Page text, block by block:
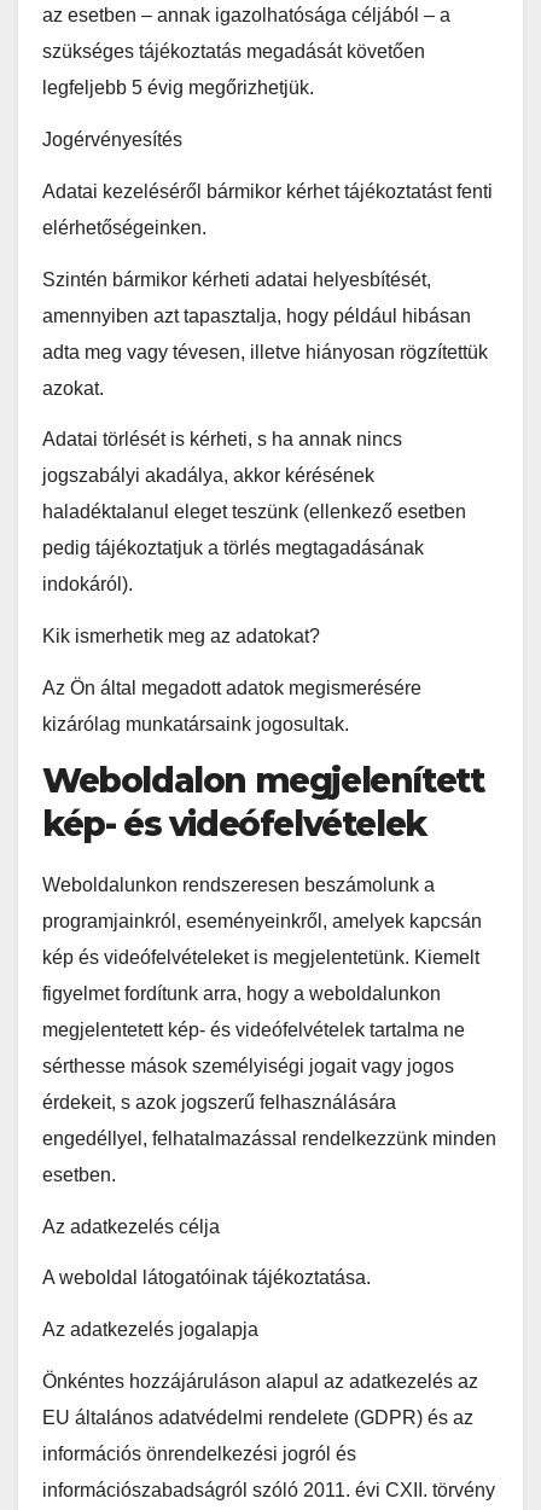
az esetben – annak igazolhatósága céljából – a
szükséges tájékoztatás megadását követően
legfeljebb 5 évig megőrizhetjük.
Jogérvényesítés
Adatai kezeléséről bármikor kérhet tájékoztatást fenti
elérhetőségeinken.
Szintén bármikor kérheti adatai helyesbítését,
amennyiben azt tapasztalja, hogy például hibásan
adta meg vagy tévesen, illetve hiányosan rögzítettük
azokat.
Adatai törlését is kérheti, s ha annak nincs
jogszabályi akadálya, akkor kérésének
haladéktalanul eleget teszünk (ellenkező esetben
pedig tájékoztatjuk a törlés megtagadásának
indokáról).
Kik ismerhetik meg az adatokat?
Az Ön által megadott adatok megismerésére
kizárólag munkatársaink jogosultak.
Weboldalon megjelenített
kép- és videófelvételek
Weboldalunkon rendszeresen beszámolunk a
programjainkról, eseményeinkről, amelyek kapcsán
kép és videófelvételeket is megjelentetünk. Kiemelt
figyelmet fordítunk arra, hogy a weboldalunkon
megjelentetett kép- és videófelvételek tartalma ne
sérthesse mások személyiségi jogait vagy jogos
érdekeit, s azok jogszerű felhasználására
engedéllyel, felhatalmazással rendelkezzünk minden
esetben.
Az adatkezelés célja
A weboldal látogatóinak tájékoztatása.
Az adatkezelés jogalapja
Önkéntes hozzájáruláson alapul az adatkezelés az
EU általános adatvédelmi rendelete (GDPR) és az
információs önrendelkezési jogról és
információszabadságról szóló 2011. évi CXII. törvény